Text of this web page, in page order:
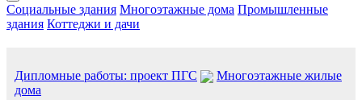
Социальные здания Многоэтажные дома Промышленные
здания Коттеджи и дачи
Дипломные работы: проект ПГС
Многоэтажные жилые
дома